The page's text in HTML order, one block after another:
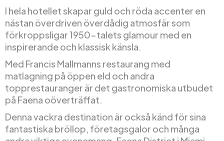
I hela hotellet skapar guld och röda accenter en
nästan överdriven överdådig atmosfär som
förkroppsligar 1950-talets glamour med en
inspirerande och klassisk känsla.
Med Francis Mallmanns restaurang med
matlagning på öppen eld och andra
topprestauranger är det gastronomiska utbudet
på Faena oöverträffat.
Denna vackra destination är också känd för sina
fantastiska bröllop, företagsgalor och många